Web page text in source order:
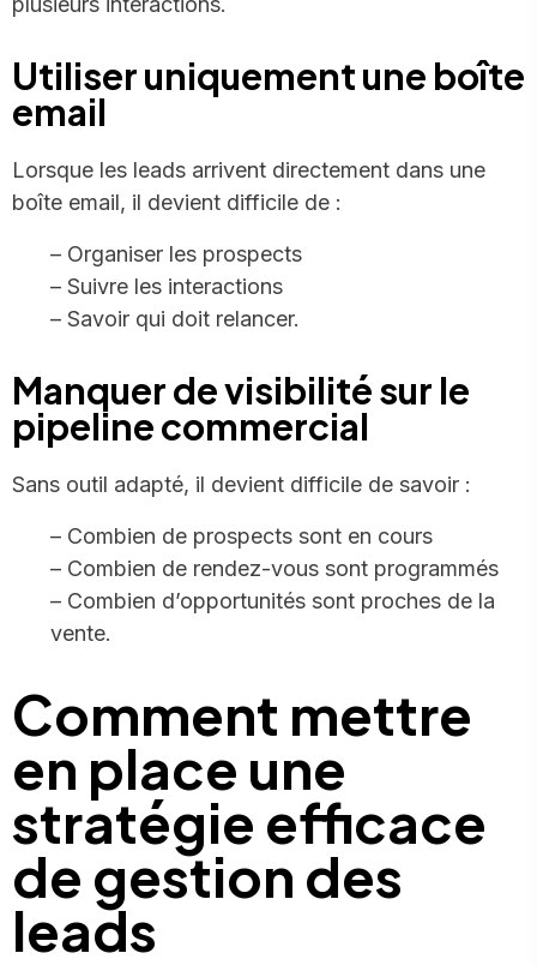
Utiliser uniquement une boîte
email
Lorsque les leads arrivent directement dans une
boîte email, il devient difficile de :
– Organiser les prospects
– Suivre les interactions
– Savoir qui doit relancer.
Manquer de visibilité sur le
pipeline commercial
Sans outil adapté, il devient difficile de savoir :
– Combien de prospects sont en cours
– Combien de rendez-vous sont programmés
– Combien d’opportunités sont proches de la
vente.
Comment mettre
en place une
stratégie efficace
de gestion des
leads